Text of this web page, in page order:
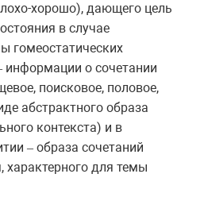
хорошо), дающего цель
в случае
гомеостатических
информации о сочетании
поисковое, половое,
абстрактного образа
контекста) и в
– образа сочетаний
характерного для темы